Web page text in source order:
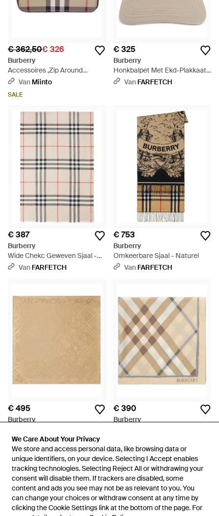
We Care About Your Privacy
We store and access personal data, like browsing data or
unique identifiers, on your device. Selecting I Accept enables
tracking technologies. Selecting Reject All or withdrawing your
consent will disable them. If trackers are disabled, some
content and ads you see may not be as relevant to you. You
can change your choices or withdraw consent at any time by
clicking the Cookie Settings link at the bottom of the page. For
We Care About Your Privacy
We store and access personal data, like browsing data or
unique identifiers, on your device. Selecting I Accept enables
tracking technologies. Selecting Reject All or withdrawing your
consent will disable them. If trackers are disabled, some
content and ads you see may not be as relevant to you. You
can change your choices or withdraw consent at any time by
clicking the Cookie Settings link at the bottom of the page. For
€ 362,50€ 326
Burberry
Accessoires ,Zip Around
Portemonnee - Naturel
Van Miinto
SALE
€ 325
Burberry
Honkbalpet Met Ekd-Plakkaat -
Naturel
Van FARFETCH
€ 387
Burberry
Wide Chekc Geweven Sjaal -
Naturel
Van FARFETCH
€ 753
Burberry
Omkeerbare Sjaal - Naturel
Van FARFETCH
€ 495
Burberry
Detail - Naturel
VanFARFETCH
€ 390
Burberry